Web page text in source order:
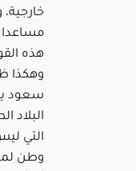
هذه
وهكذا
سعود
البلاد
التي
وطن